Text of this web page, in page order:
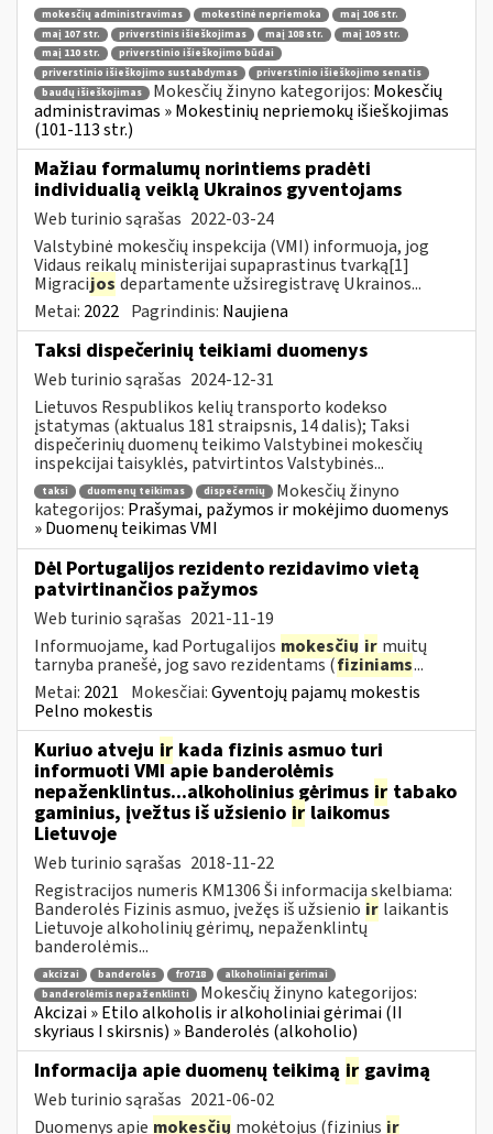
mokesčių administravimas mokestinė nepriemoka
maį 106 str.
maį 107 str.
priverstinis išieškojimas maį 108 str.
maį 109 str.
maį 110 str.
priverstinio išieškojimo būdai
priverstinio išieškojimo sustabdymas
priverstinio išieškojimo senatis
baudų išieškojimas
Mokesčių žinyno kategorijos: Mokesčių
administravimas » Mokestinių nepriemokų išieškojimas
(101-113 str.)
Mažiau formalumų norintiems pradėti
individualią veiklą Ukrainos gyventojams
Web turinio sąrašas 2022-03-24
Valstybinė mokesčių inspekcija (VMI) informuoja, jog
Vidaus reikalų ministerijai supaprastinus tvarką[1]
Migracijos departamente užsiregistravę Ukrainos...
Metai: 2022 Pagrindinis: Naujiena
Taksi dispečerinių teikiami duomenys
Web turinio sąrašas 2024-12-31
Lietuvos Respublikos kelių transporto kodekso
įstatymas (aktualus 181 straipsnis, 14 dalis); Taksi
dispečerinių duomenų teikimo Valstybinei mokesčių
inspekcijai taisyklės, patvirtintos Valstybinės...
taksi duomenų teikimas dispečernių
Mokesčių žinyno
kategorijos: Prašymai, pažymos ir mokėjimo duomenys
» Duomenų teikimas VMI
Dėl Portugalijos rezidento rezidavimo vietą
patvirtinančios pažymos
Web turinio sąrašas 2021-11-19
Informuojame, kad Portugalijos mokesčių ir muitų
tarnyba pranešė, jog savo rezidentams (fiziniams...
Metai: 2021 Mokesčiai:Gyventojų pajamų mokestis
Pelno mokestis
Kuriuo atveju ir kada fizinis asmuo turi
informuoti VMI apie banderolėmis
nepaženklintus...alkoholinius gėrimus ir tabako
gaminius, įvežtus iš užsienio ir laikomus
Lietuvoje
Web turinio sąrašas 2018-11-22
Registracijos numeris KM1306 Ši informacija skelbiama:
Banderolės Fizinis asmuo, įvežęs iš užsienio ir laikantis
Lietuvoje alkoholinių gėrimų, nepaženklintų
banderolėmis...
akcizai banderolės fr0718
alkoholiniai gėrimai
banderolėmis nepaženklinti
Mokesčių žinyno kategorijos:
Akcizai » Etilo alkoholis ir alkoholiniai gėrimai (II
skyriaus I skirsnis) » Banderolės (alkoholio)
Informacija apie duomenų teikimą ir gavimą
Web turinio sąrašas 2021-06-02
Duomenys apie mokesčių mokėtojus (fizinius ir